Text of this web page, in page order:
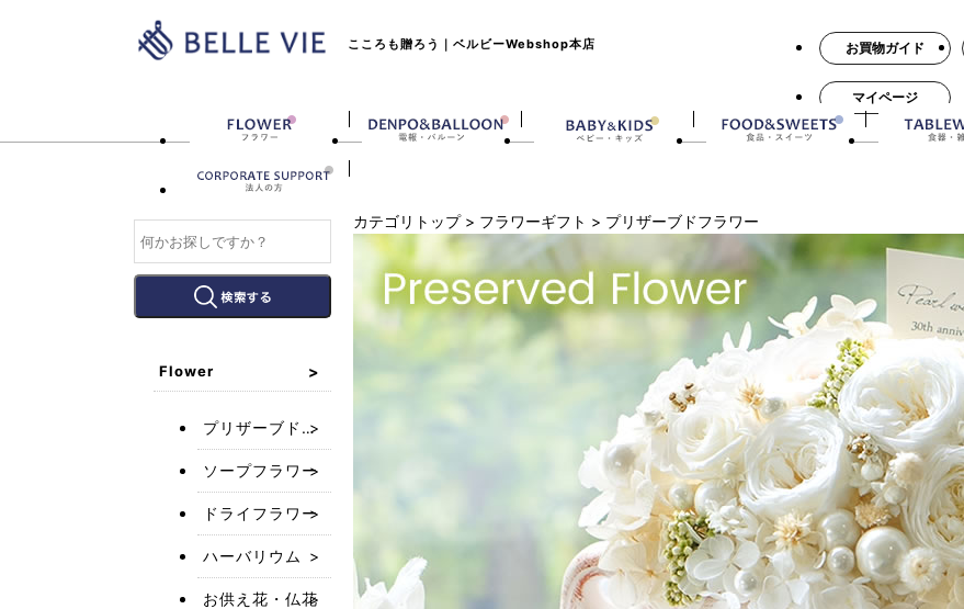
こころも贈ろう｜ベルビーWebshop本店 お買物ガイド
マイページ
カテゴリトップ > フラワーギフト > プリザーブドフラワー
Flower
プリザーブドフラワー
ソープフラワー
ドライフラワー
ハーバリウム
お供え花・仏花